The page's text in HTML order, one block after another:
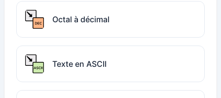
Octal à décimal
Texte en ASCII